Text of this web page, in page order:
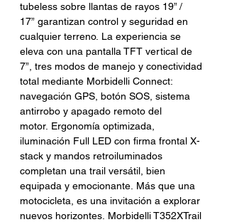
tubeless sobre llantas de rayos 19” /
17” garantizan control y seguridad en
cualquier terreno. La experiencia se
eleva con una pantalla TFT vertical de
7”, tres modos de manejo y conectividad
total mediante Morbidelli Connect:
navegación GPS, botón SOS, sistema
antirrobo y apagado remoto del
motor. Ergonomía optimizada,
iluminación Full LED con firma frontal X-
stack y mandos retroiluminados
completan una trail versátil, bien
equipada y emocionante. Más que una
motocicleta, es una invitación a explorar
nuevos horizontes. Morbidelli T352XTrail